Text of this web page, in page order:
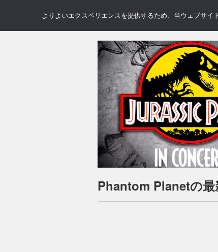
NEWS REVIEWS
Phantom Planetの最
よりよいエクスペリエンスを提供するため、当ウェブサ